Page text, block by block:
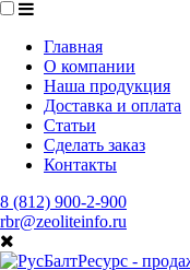
Главная
О компании
Наша продукция
Доставка и оплата
Статьи
Сделать заказ
Контакты
8 (812) 900-2-900
rbr@zeoliteinfo.ru